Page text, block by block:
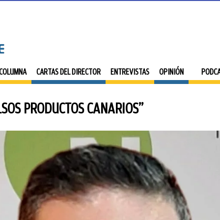
CARTAS DEL DIRECTOR ENTREVISTAS OPINIÓN
PRODUCTOS CANARIOS”